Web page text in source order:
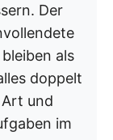
Der
als
doppelt
und
im